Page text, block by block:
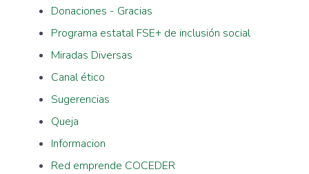
Donaciones - Gracias
Programa estatal FSE+ de inclusión social
Miradas Diversas
Canal ético
Sugerencias
Queja
Informacion
Red emprende COCEDER